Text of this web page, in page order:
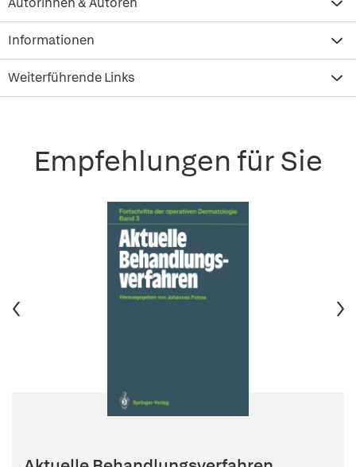
Informationen
Weiterführende Links
Empfehlungen für Sie